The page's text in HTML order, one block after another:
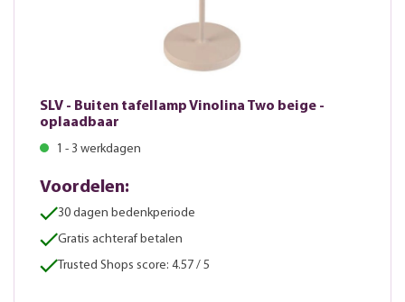
SLV - Buiten tafellamp Vinolina Two beige -
oplaadbaar
1 - 3 werkdagen
Voordelen:
30 dagen bedenkperiode
Gratis achteraf betalen
Trusted Shops score: 4.57 / 5